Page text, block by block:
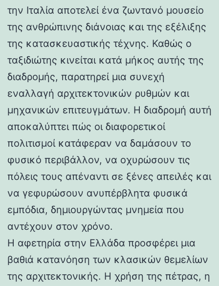
την Ιταλία αποτελεί ένα ζωντανό μουσείο
της ανθρώπινης διάνοιας και της εξέλιξης
της κατασκευαστικής τέχνης. Καθώς ο
ταξιδιώτης κινείται κατά μήκος αυτής της
διαδρομής, παρατηρεί μια συνεχή
εναλλαγή αρχιτεκτονικών ρυθμών και
μηχανικών επιτευγμάτων. Η διαδρομή αυτή
αποκαλύπτει πώς οι διαφορετικοί
πολιτισμοί κατάφεραν να δαμάσουν το
φυσικό περιβάλλον, να οχυρώσουν τις
πόλεις τους απέναντι σε ξένες απειλές και
να γεφυρώσουν ανυπέρβλητα φυσικά
εμπόδια, δημιουργώντας μνημεία που
αντέχουν στον χρόνο.
Η αφετηρία στην Ελλάδα προσφέρει μια
βαθιά κατανόηση των κλασικών θεμελίων
της αρχιτεκτονικής. Η χρήση της πέτρας, η